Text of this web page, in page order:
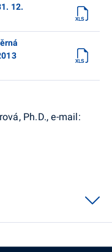
12.
Ph.D., e-mail: